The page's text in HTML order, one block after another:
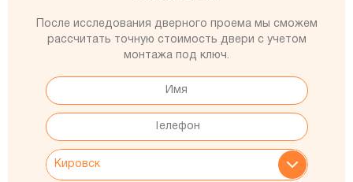
После исследования дверного проема мы сможем
рассчитать точную стоимость двери с учетом
монтажа под ключ.